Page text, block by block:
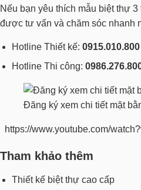
Nếu bạn yêu thích mẫu biệt thự
được tư vấn và chăm sóc nhanh
Hotline Thiết kế: 0915.010.800
Hotline Thi công:
Đăng ký xem chi tiết mặt
https://www.youtube.com/
Tham khảo thêm
Thiết kế biệt thự cao cấp